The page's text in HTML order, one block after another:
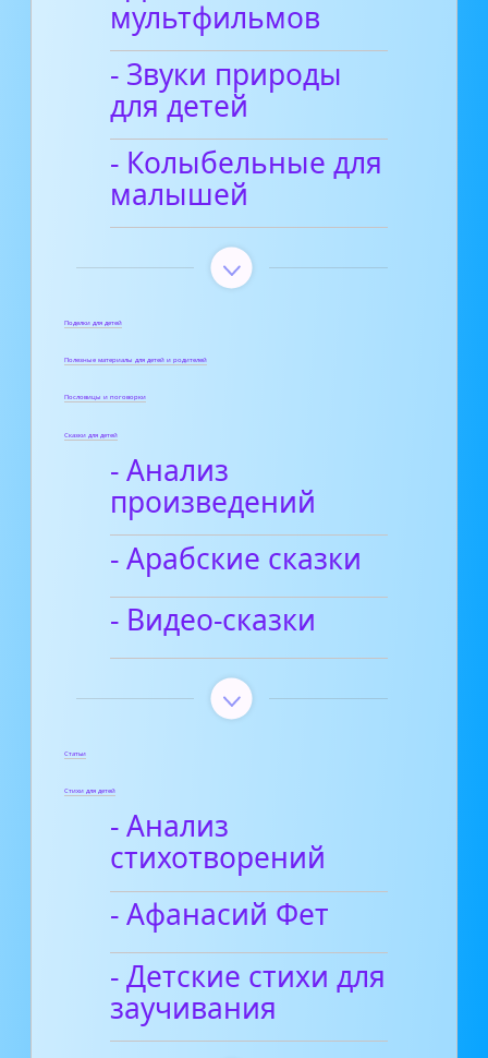
мультфильмов
- Звуки природы
для детей
- Колыбельные для
малышей
Поделки для детей
Полезные материалы для детей и родителей
Пословицы и поговорки
Сказки для детей
- Анализ
произведений
- Арабские сказки
- Видео-сказки
Статьи
Стихи для детей
- Анализ
стихотворений
- Афанасий Фет
- Детские стихи для
заучивания